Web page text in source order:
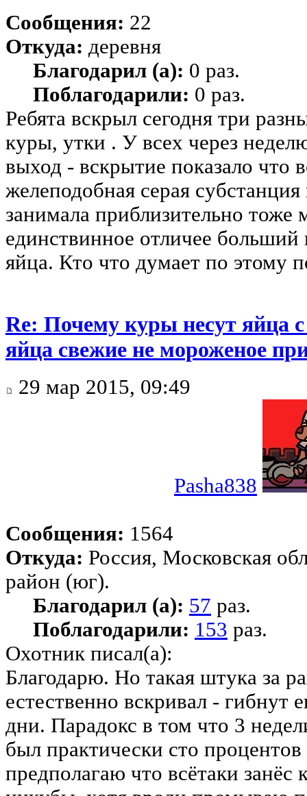
Сообщения: 22
Откуда: деревня
Благодарил (а): 0 раз.
Поблагодарили: 0 раз.
Ребята вскрыл сегодня три
куры, утки . У всех через
выход - вскрытие показало что
желеподобная серая
занимала приблизительно тоже
единствинное отличее больший
яйца. Кто что думает по этому
Re: Почему куры несут яйца
яйца свежие не мороженое
29 мар 2015, 09:49
Pasha838
Сообщения: 1564
Откуда: Россия, Московская
район (юг).
Благодарил (а): 57 раз.
Поблагодарили: 153 раз.
Охотник писал(а):
Благодарю. Но такая штука за
естественно вскривал - гибнут
дни. Парадокс в том что 3
был практически сто
предполагаю что всётаки занёс